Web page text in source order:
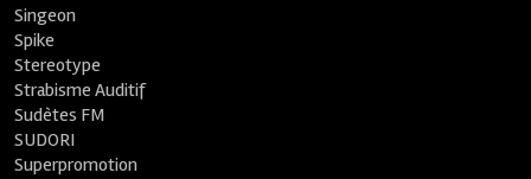
Singeon
Spike
Stereotype
Strabisme Auditif
Sudètes FM
SUDORI
Superpromotion